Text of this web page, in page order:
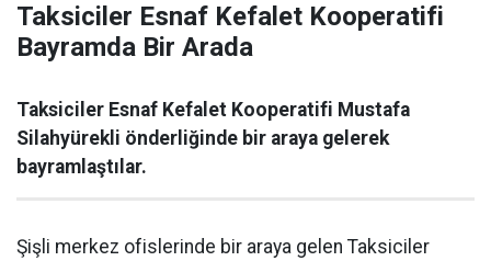
Taksiciler Esnaf Kefalet Kooperatifi
Bayramda Bir Arada
Taksiciler Esnaf Kefalet Kooperatifi Mustafa
Silahyürekli önderliğinde bir araya gelerek
bayramlaştılar.
Şişli merkez ofislerinde bir araya gelen Taksiciler